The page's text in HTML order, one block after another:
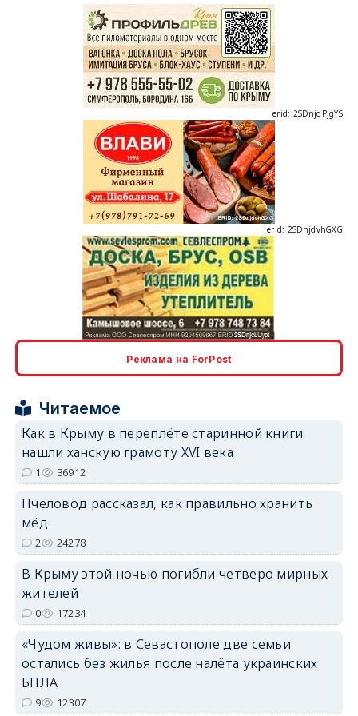
erid: 2SDnjdvhGXG
erid: 2SDnjdvhGXG
Реклама на ForPost
Читаемое
Как в Крыму в переплёте старинной книги
нашли ханскую грамоту XVI века
1 36912
Пчеловод рассказал, как правильно хранить
мёд
2 24278
В Крыму этой ночью погибли четверо мирных
жителей
0 17234
«Чудом живы»: в Севастополе две семьи
остались без жилья после налёта украинских
БПЛА
9 12307